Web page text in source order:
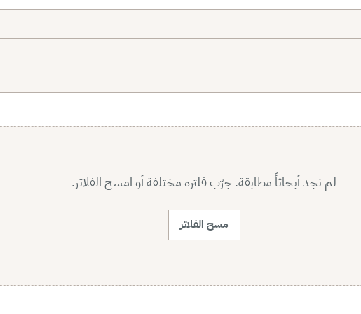
لم نجد أبحاثاً مطابقة. جرّب فلترة مختلفة أو امسح الفلاتر.
مسح الفلاتر